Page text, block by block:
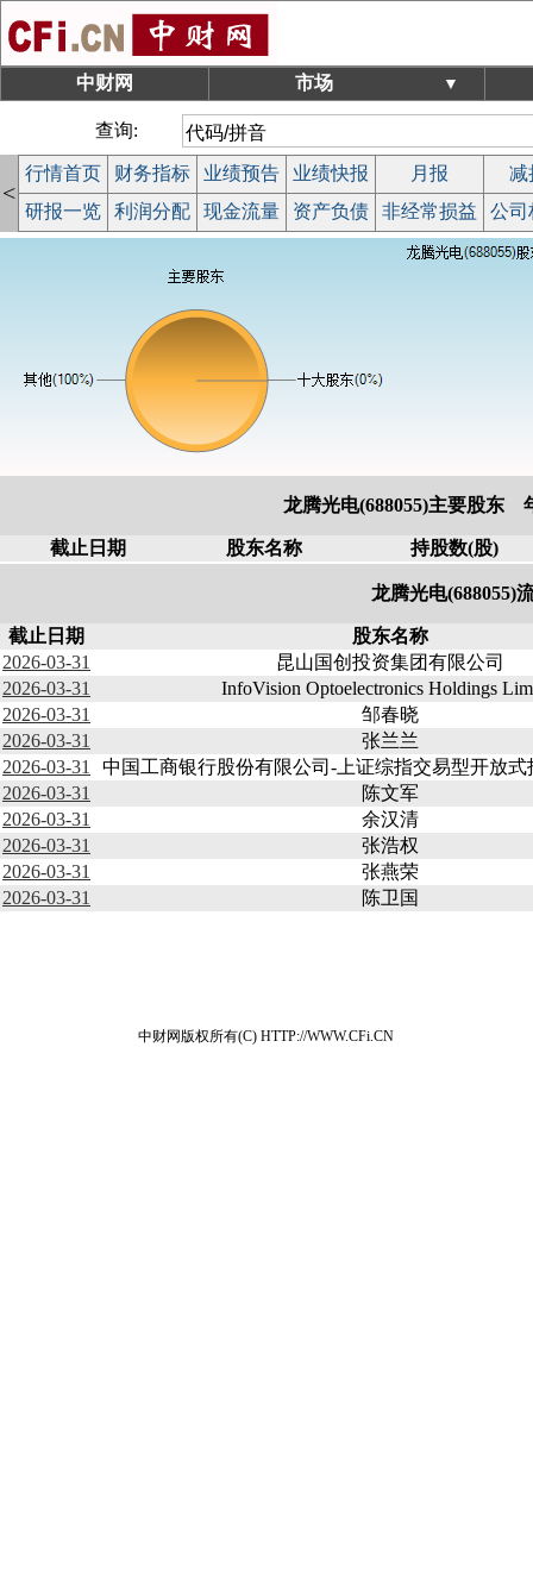
中财网 市场 ▼
查询:
<
行情首页 财务指标 业绩预告 业绩快报 月报
减
研报一览
利润分配 现金流量 资产负债 非经常损益 公司
龙腾光电(688055)主要股东
截止日期 股东名称 持股数(股)
龙腾光电(688055)
截止日期
股东名称
2026-03-31
昆山国创投资集团有限公司
2026-03-31
InfoVision Optoelectronics Holdings
2026-03-31
邹春晓
2026-03-31
张兰兰
2026-03-31
中国工商银行股份有限公司-上证综指交易型开放
2026-03-31
陈文军
2026-03-31
余汉清
2026-03-31
张浩权
2026-03-31
张燕荣
2026-03-31
陈卫国
中财网版权所有(C) HTTP://WWW.CFi.CN